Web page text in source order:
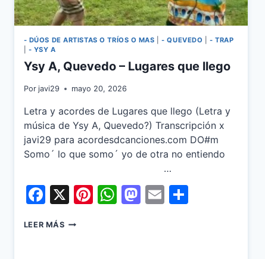
- DÚOS DE ARTISTAS O TRÍOS O MAS |- QUEVEDO
- TRAP
- YSY A
Ysy A, Quevedo – Lugares que llego
Por javi29 mayo 20, 2026
Letra y acordes de Lugares que llego (Letra y
música de Ysy A, Quevedo?) Transcripción x
javi29 para acordesdcanciones.com DO#m
Somo´ lo que somo´ yo de otra no entiendo
…
Facebook
X Pinterest
WhatsApp
Mastodon
EmailShare
LEER MÁSYSY